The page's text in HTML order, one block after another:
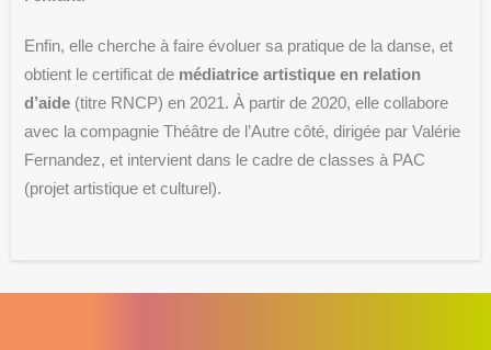
Enfin, elle cherche à faire évoluer sa pratique de la danse, et
obtient le certificat de médiatrice artistique en relation
d’aide (titre RNCP) en 2021. À partir de 2020, elle collabore
avec la compagnie Théâtre de l’Autre côté, dirigée par Valérie
Fernandez, et intervient dans le cadre de classes à PAC
(projet artistique et culturel).